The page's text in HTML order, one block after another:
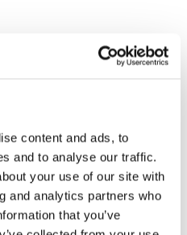
content and ads, to
and to analyse our traffic.
your use of our site with
and analytics partners who
that you’ve